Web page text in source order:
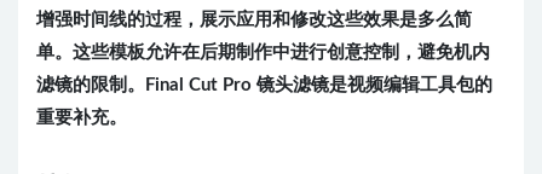
增强时间线的过程，展示应用和修改这些效果是多么简
单。这些模板允许在后期制作中进行创意控制，避免机内
滤镜的限制。Final Cut Pro 镜头滤镜是视频编辑工具包的
重要补充。